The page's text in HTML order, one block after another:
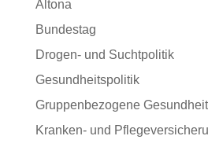
Altona
Bundestag
Drogen- und Suchtpolitik
Gesundheitspolitik
Gruppenbezogene
Kranken- und